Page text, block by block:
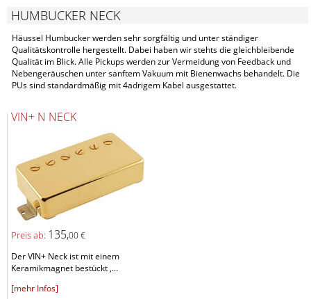
HUMBUCKER NECK
Häussel Humbucker werden sehr sorgfältig und unter ständiger
Qualitätskontrolle hergestellt. Dabei haben wir stehts die gleichbleibende
Qualität im Blick. Alle Pickups werden zur Vermeidung von Feedback und
Nebengeräuschen unter sanftem Vakuum mit Bienenwachs behandelt. Die
PUs sind standardmäßig mit 4adrigem Kabel ausgestattet.
VIN+ N NECK
Preis ab: 135,00 €
Der VIN+ Neck ist mit einem
Keramikmagnet bestückt ,...
[mehr Infos]